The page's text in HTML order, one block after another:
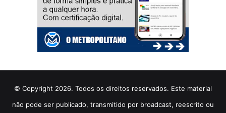
© Copyright 2026. Todos os direitos reservados. Este material
não pode ser publicado, transmitido por broadcast, reescrito ou